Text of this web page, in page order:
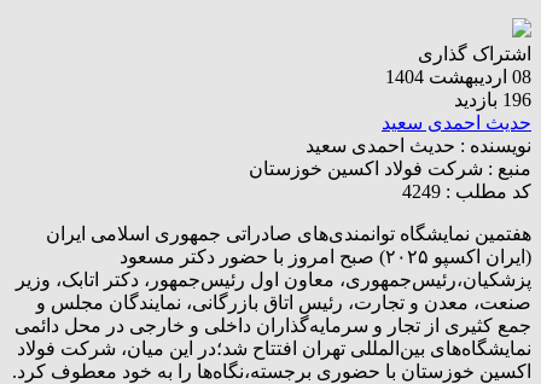
اشتراک گذاری
08 اردیبهشت 1404
196 بازدید
حدیث احمدی سعید
نویسنده : حدیث احمدی سعید
منبع : شرکت فولاد اکسین خوزستان
کد مطلب : 4249
هفتمین نمایشگاه توانمندی‌های صادراتی جمهوری اسلامی ایران
(ایران اکسپو ۲۰۲۵) صبح امروز با حضور دکتر مسعود
پزشکیان،رئیس‌جمهوری، معاون اول رئیس‌جمهور، دکتر اتابک، وزیر
صنعت، معدن و تجارت، رئیس اتاق بازرگانی، نمایندگان مجلس و
جمع کثیری از تجار و سرمایه‌گذاران داخلی و خارجی در محل دائمی
نمایشگاه‌های بین‌المللی تهران افتتاح شد؛در این میان، شرکت فولاد
اکسین خوزستان با حضوری برجسته،نگاه‌ها را به خود معطوف کرد.